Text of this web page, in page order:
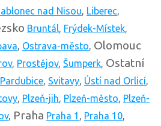
nad Nisou, Liberec,
Bruntál, Frýdek-Místek,
, Ostrava-město, Olomouc
, Prostějov, Šumperk, Ostatní
Pardubice, Svitavy, Ústí nad Orlicí,
, Plzeň-jih, Plzeň-město, Plzeň-
, Praha Praha 1 , Praha 10,